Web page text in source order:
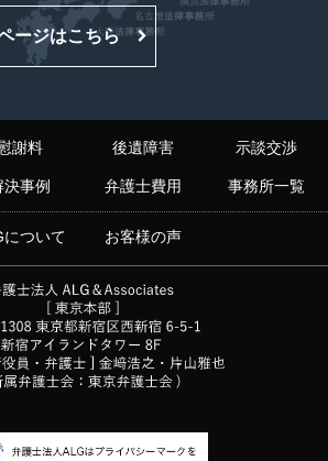
ージはこちら
謝料 後遺障害 示談交渉
決事例 弁護士費用 事務所一覧
について お客様の声